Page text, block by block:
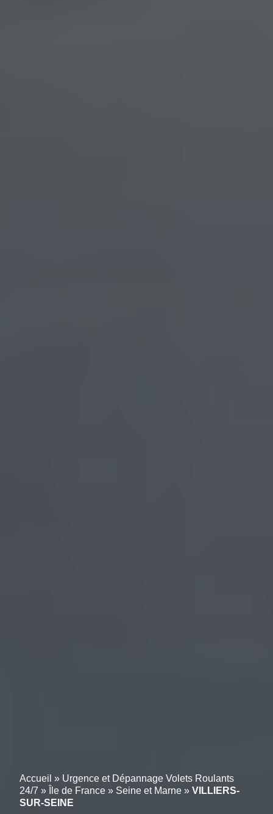
Accueil » Urgence et Dépannage Volets Roulants
24/7 » Île de France » Seine et Marne » VILLIERS-
SUR-SEINE